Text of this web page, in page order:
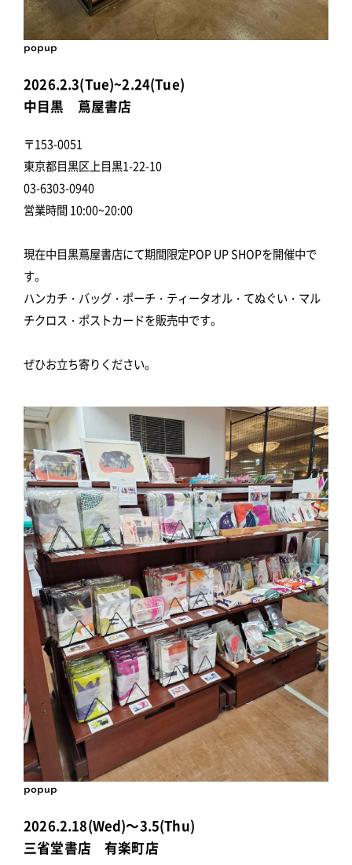
popup
2026.2.3(Tue)~2.24(Tue)
中目黒 蔦屋書店
〒153-0051
東京都目黒区上目黒1-22-10
03-6303-0940
営業時間 10:00~20:00
現在中目黒蔦屋書店にて期間限定POP UP SHOPを開催中で
す。
ハンカチ・バッグ・ポーチ・ティータオル・てぬぐい・マル
チクロス・ポストカードを販売中です。
ぜひお立ち寄りください。
popup
2026.2.18(Wed)～3.5(Thu)
三省堂書店 有楽町店